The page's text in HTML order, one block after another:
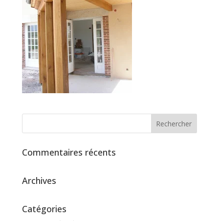
Commentaires récents
Archives
Catégories